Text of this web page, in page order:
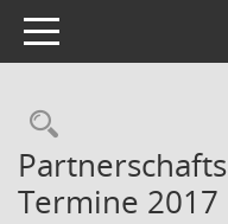
Toggle navigation
Termine 2017